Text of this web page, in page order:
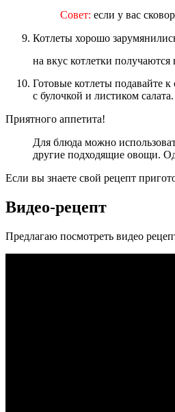
Совет: если у вас
Котлеты хорошо
на вкус котлетки
Готовые котлеты подавайте
с булочкой и листиком салата.
Приятного аппетита!
Для блюда можно
другие подходящие овощи.
Если вы знаете свой рецепт
Видео-рецепт
Предлагаю посмотреть видео